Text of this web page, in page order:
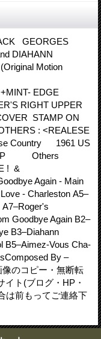
GEORGES
DIAHANN
Motion
EDGE
RIGHT UPPER
STAMP ON
: <REALESE
Country 1961 US
LP Others
! &
Again - Main
- Charleston A5–
Goodbye Again B2–
B3–Diahann
B5–Aimez-Vous Cha-
By –
のコピー・無断転
イト(ブログ・HP・
は前もってご連絡下